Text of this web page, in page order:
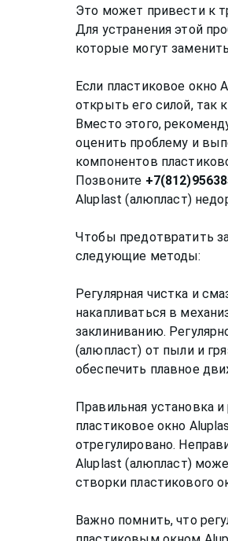
Это может привести к
Для устранения этой
которые могут
Если пластиковое окно
открыть его силой, так
Вместо этого,
оценить проблему и
компонентов
Позвоните
Aluplast (алюпласт)
Чтобы предотвратить
следующие методы:
Регулярная чистка и
накапливаться в
заклиниванию.
(алюпласт) от пыли и
обеспечить плавное
Правильная установка
пластиковое окно
отрегулировано.
Aluplast (алюпласт)
створки пластикового
Важно помнить, что